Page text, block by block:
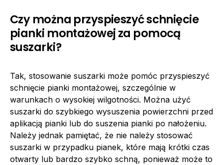
Czy można przyspieszyć schnięcie
pianki montażowej za pomocą
suszarki?
Tak, stosowanie suszarki może pomóc przyspieszyć
schnięcie pianki montażowej, szczególnie w
warunkach o wysokiej wilgotności. Można użyć
suszarki do szybkiego wysuszenia powierzchni przed
aplikacją pianki lub do suszenia pianki po nałożeniu.
Należy jednak pamiętać, że nie należy stosować
suszarki w przypadku pianek, które mają krótki czas
otwarty lub bardzo szybko schną, ponieważ może to